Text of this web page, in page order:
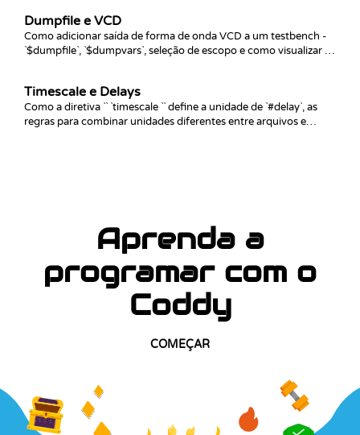
Dumpfile e VCD
Como adicionar saída de forma de onda VCD a um testbench -
`$dumpfile`, `$dumpvars`, seleção de escopo e como visualizar o
Timescale e Delays
Como a diretiva `` `timescale `` define a unidade de `#delay`, as
regras para combinar unidades diferentes entre arquivos e
Aprenda a
programar com o
Coddy
COMEÇAR